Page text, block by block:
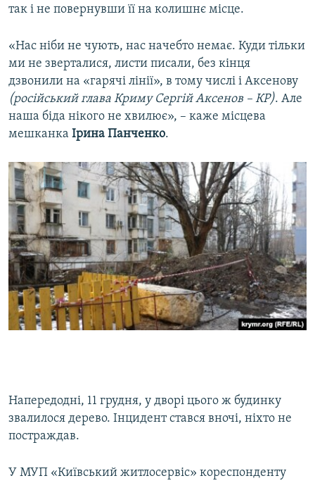
так і не повернувши її на колишнє місце.
«Нас ніби не чують, нас начебто немає. Куди тільки
ми не зверталися, листи писали, без кінця
дзвонили на «гарячі лінії», в тому числі і Аксенову
(російський глава Криму Сергій Аксенов – КР). Але
наша біда нікого не хвилює», – каже місцева
мешканка Ірина Панченко.
Напередодні, 11 грудня, у дворі цього ж будинку
звалилося дерево. Інцидент стався вночі, ніхто не
постраждав.
У МУП «Київський житлосервіс» кореспонденту